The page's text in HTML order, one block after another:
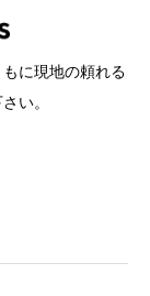
に現地の頼れる
い。